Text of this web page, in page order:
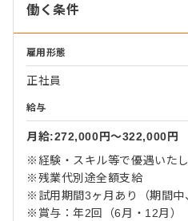
働く条件
雇用形態
正社員
給与
月給:272,000円〜322,000円
※経験・スキル等で優遇いたし
※残業代別途全額支給
※試用期間3ヶ月あり（期間中
※賞与：年2回（6月・12月）